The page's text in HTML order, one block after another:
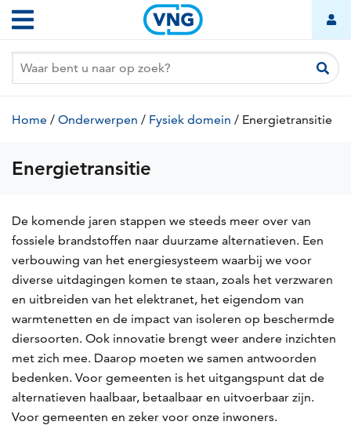
Overslaan
en
naar
inhoud
Hoofdnavigatie
Kruimelpad
Home / Onderwerpen / Fysiek domein / Energietransitie
Energietransitie
De komende jaren stappen we steeds meer over van
fossiele brandstoffen naar duurzame alternatieven. Een
verbouwing van het energiesysteem waarbij we voor
diverse uitdagingen komen te staan, zoals het verzwaren
en uitbreiden van het elektranet, het eigendom van
warmtenetten en de impact van isoleren op beschermde
diersoorten. Ook innovatie brengt weer andere inzichten
met zich mee. Daarop moeten we samen antwoorden
bedenken. Voor gemeenten is het uitgangspunt dat de
alternatieven haalbaar, betaalbaar en uitvoerbaar zijn.
Voor gemeenten en zeker voor onze inwoners.